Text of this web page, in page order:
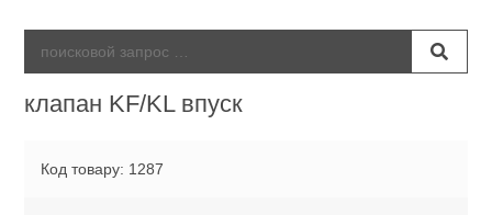
клапан KF/KL впуск
Код товару: 1287